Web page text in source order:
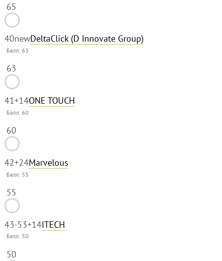
65
40newDeltaClick (D Innovate Group)
Балл:63
63
41+14ONE TOUCH
Балл:60
60
42+24Marvelous
Балл: 55
55
43-53+14ITECH
Балл: 50
50